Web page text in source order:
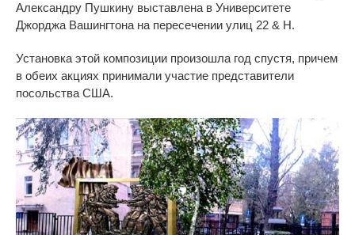
Александру Пушкину выставлена в Университете
Джорджа Вашингтона на пересечении улиц 22 & H.
Установка этой композиции произошла год спустя, причем
в обеих акциях принимали участие представители
посольства США.